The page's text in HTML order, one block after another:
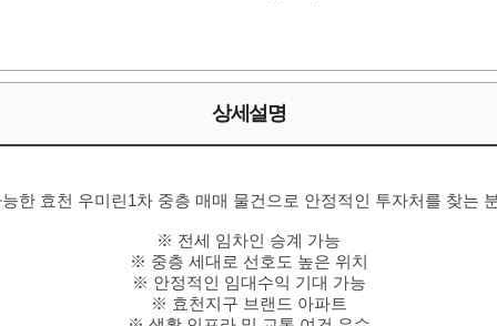
상세설명
한 효천 우미린1차 중층 매매 물건으로 안정적인 투자처를 찾는
※ 전세 임차인 승계 가능
※ 중층 세대로 선호도 높은 위치
※ 안정적인 임대수익 기대 가능
※ 효천지구 브랜드 아파트